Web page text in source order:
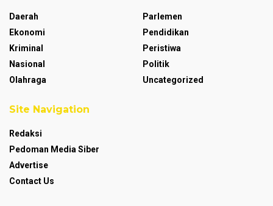
Daerah
Ekonomi
Kriminal
Nasional
Olahraga
Parlemen
Pendidikan
Peristiwa
Politik
Uncategorized
Site Navigation
Redaksi
Pedoman Media Siber
Advertise
Contact Us